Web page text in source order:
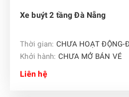
Xe buýt 2 tầng Đà Nẵng
Thời gian: CHƯA HOẠT ĐỘNG-
Khởi hành: CHƯA MỞ BÁN VÉ
Liên hệ